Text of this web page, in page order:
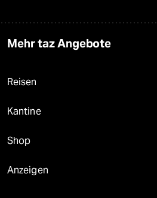
Mehr taz Angebote
Reisen
Kantine
Shop
Anzeigen